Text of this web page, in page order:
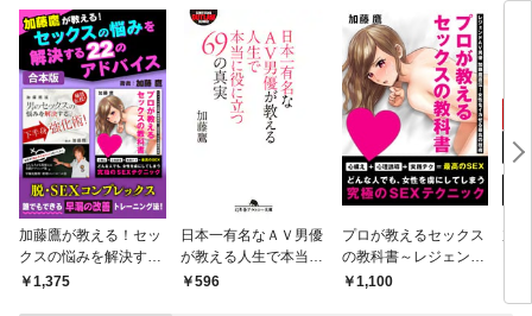
加藤鷹が教える！セッ
クスの悩みを解決する
22のアドバイス
1,375
日本一有名なＡＶ男優
が教える人生で本当に
役に立つ69の真実
596
プロが教えるセックス
の教科書～レジェンド
AV男優 加藤鷹直伝！
1,100
加
な